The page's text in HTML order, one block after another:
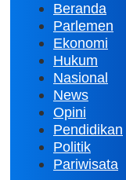
Beranda
Parlemen
Ekonomi
Hukum
Nasional
News
Opini
Pendidikan
Politik
Pariwisata